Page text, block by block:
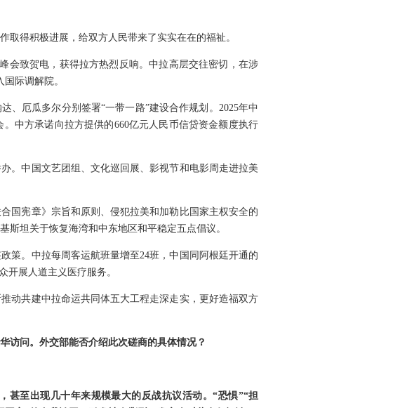
得积极进展，给双方人民带来了实实在在的福祉。
会致贺电，获得拉方热烈反响。中拉高层交往密切，在涉
际调解院。
、厄瓜多尔分别签署“一带一路”建设合作规划。2025年中
中方承诺向拉方提供的660亿元人民币信贷资金额度执行
。中国文艺团组、文化巡回展、影视节和电影周走进拉美
国宪章》宗旨和原则、侵犯拉美和加勒比国家主权安全的
坦关于恢复海湾和中东地区和平稳定五点倡议。
策。中拉每周客运航班量增至24班，中国同阿根廷开通的
开展人道主义医疗服务。
动共建中拉命运共同体五大工程走深走实，更好造福双方
访问。外交部能否介绍此次磋商的具体情况？
甚至出现几十年来规模最大的反战抗议活动。“恐惧”“担